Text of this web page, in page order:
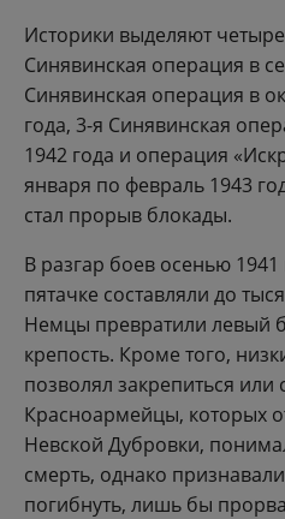
Историки выделяют
Синявинская операция в
Синявинская операция в
года, 3-я Синявинская
1942 года и операция
января по февраль 1943
стал прорыв блокады.
В разгар боев осенью
пятачке составляли до
Немцы превратили левый
крепость. Кроме того,
позволял закрепиться
Красноармейцы, которых
Невской Дубровки,
смерть, однако
погибнуть, лишь бы